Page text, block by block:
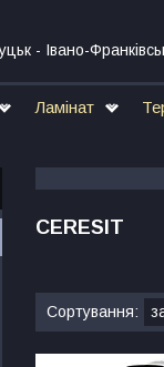
- Івано-
Ламінат
CERESIT